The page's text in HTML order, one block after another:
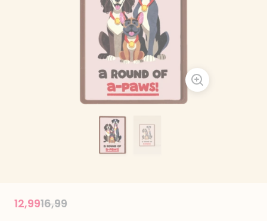
Price reduced from
16,99to
12,99